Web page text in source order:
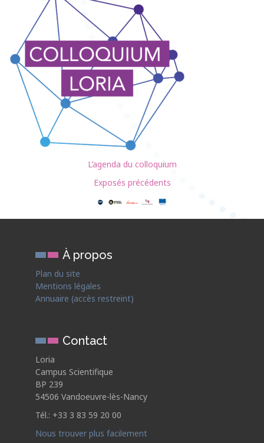
L’agenda du colloquium
Exposés précédents
À propos
Plan du site
Mentions légales
Annuaire (accès restreint)
Contact
Loria
Campus Scientifique
BP 239
54506 Vandoeuvre-lès-Nancy
Tél.: +33 3 83 59 20 00
Nous trouver plus facilement